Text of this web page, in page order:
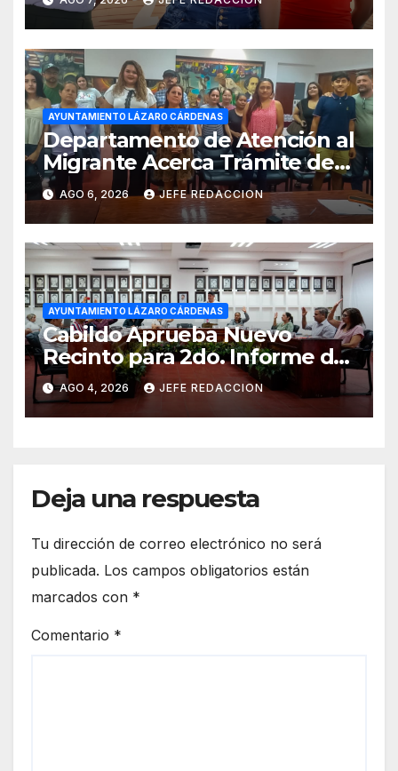
Cultura 2026
AYUNTAMIENTO LÁZARO CÁRDENAS
Departamento de Atención al
Migrante Acerca Trámite de
Pasaportes Estadounidenses
a Residentes de Lázaro
Cárdenas
AGO 6, 2026 JEFE REDACCION
AYUNTAMIENTO LÁZARO CÁRDENAS
Cabildo Aprueba Nuevo
Recinto para 2do. Informe de
Gobierno Municipal
AGO 4, 2026 JEFE REDACCION
Deja una respuesta
Tu dirección de correo electrónico no será
publicada. Los campos obligatorios están
marcados con *
Comentario *